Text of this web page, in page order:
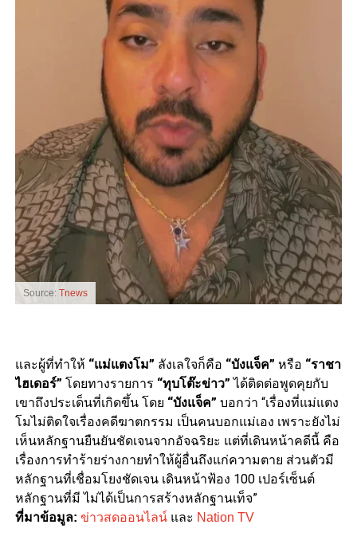
Source: Tnews
และผู้ที่ทำให้ “แม่แตงโม” ลังเลใจก็คือ “บังแจ็ค” หรือ “ราชา
ไฮเดอร์” โดยทางรายการ “ทุบโต๊ะข่าว” ได้ติดต่อพูดคุยกับ
เขาถึงประเด็นที่เกิดขึ้น โดย “บังแจ็ค” บอกว่า “เรื่องที่แม่แตง
โมไม่ติดใจเรื่องคดีฆาตกรรม เป็นคนบอกแม่เอง เพราะยังไม่
เห็นหลักฐานยืนยันชัดเจนจากอัจฉริยะ แต่ที่เดินหน้าคดีนี้ คือ
เรื่องการทำร้ายร่างกายทำให้ผู้อื่นถึงแก่ความตาย ส่วนตัวมี
หลักฐานที่เชื่อมโยงชัดเจน เดินหน้าฟ้อง 100 เปอร์เซ็นต์
หลักฐานที่มี ไม่ได้เป็นการสร้างหลักฐานเท็จ”
ที่มาข้อมูล: ข่าวสดออนไลน์และ Nation TV